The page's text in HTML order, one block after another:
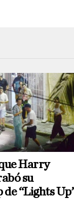
Harry
su
“Lights